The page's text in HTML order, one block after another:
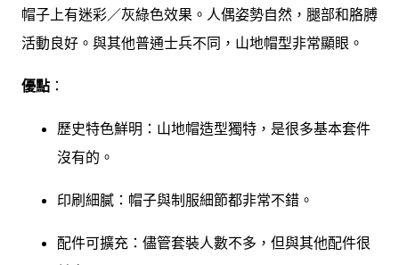
帽子上有迷彩／灰綠色效果。人偶姿勢自然，腿部和胳膊
活動良好。與其他普通士兵不同，山地帽型非常顯眼。
優點 ：
歷史特色鮮明：山地帽造型獨特，是很多基本套件
沒有的。
印刷細膩：帽子與制服細節都非常不錯。
配件可擴充：儘管套裝人數不多，但與其他配件很